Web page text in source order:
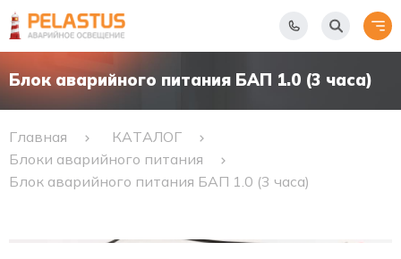
Блок аварийного питания БАП 1.0 (3 часа)
Главная
КАТАЛОГ
Блоки аварийного питания
Блок аварийного питания БАП 1.0 (3 часа)